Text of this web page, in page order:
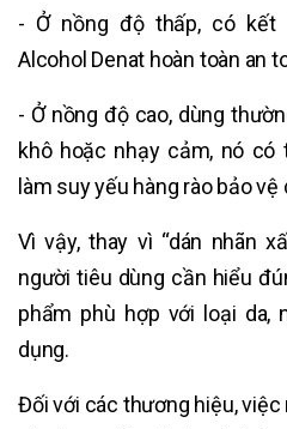
- Ở nồng độ thấp, có kết
Alcohol Denat hoàn toàn an
- Ở nồng độ cao, dùng
khô hoặc nhạy cảm, nó có
làm suy yếu hàng rào bảo vệ
Vì vậy, thay vì “dán nhãn
người tiêu dùng cần hiểu
phẩm phù hợp với loại da,
dụng.
Đối với các thương hiệu,